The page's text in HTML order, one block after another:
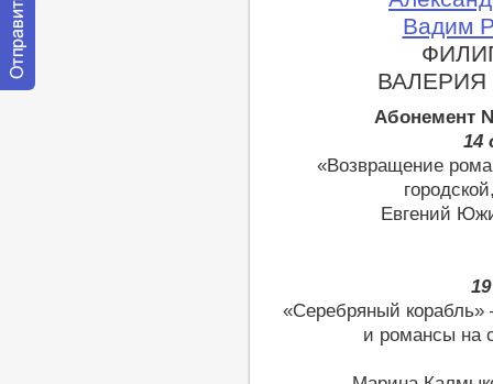
Вадим
ВАЛЕРИЯ
Абонемент
14
«Возвращение
Евгений
«Серебряный корабль»
и романсы на